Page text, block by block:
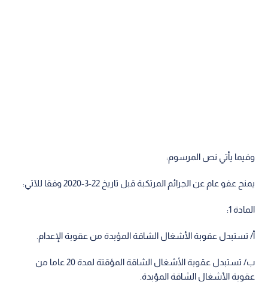
وفيما يأتي نص المرسوم:
يمنح عفو عام عن الجرائم المرتكبة قبل تاريخ 22-3-2020 وفقا للآتي:
المادة 1:
أ/ تستبدل عقوبة الأشغال الشاقة المؤبدة من عقوبة الإعدام.
ب/ تستبدل عقوبة الأشغال الشاقة المؤقتة لمدة 20 عاما من
عقوبة الأشغال الشاقة المؤبدة.